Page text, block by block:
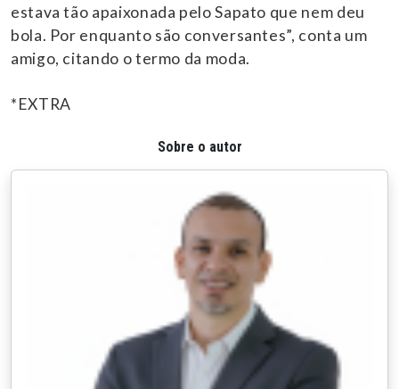
estava tão apaixonada pelo Sapato que nem deu
bola. Por enquanto são conversantes”, conta um
amigo, citando o termo da moda.
*EXTRA
Sobre o autor